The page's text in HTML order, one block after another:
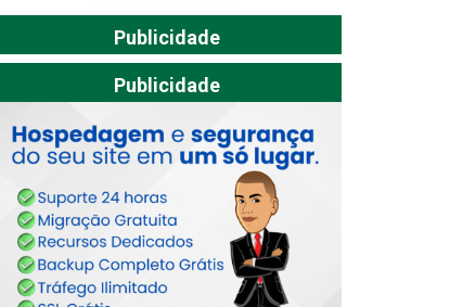
Publicidade
Publicidade